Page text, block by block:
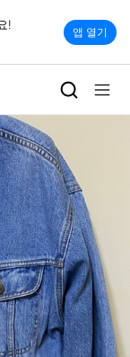
!
앱 열기